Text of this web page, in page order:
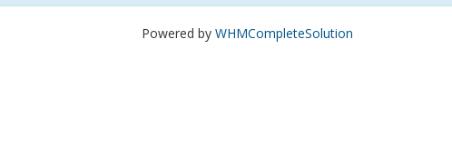
Powered by WHMCompleteSolution